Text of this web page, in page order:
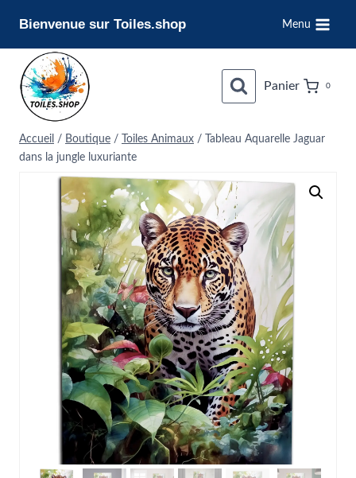
contenu
Bienvenue sur Toiles.shop Menu
Panier 0
Accueil / Boutique / Toiles Animaux /
Tableau Aquarelle Jaguar
dans la jungle luxuriante